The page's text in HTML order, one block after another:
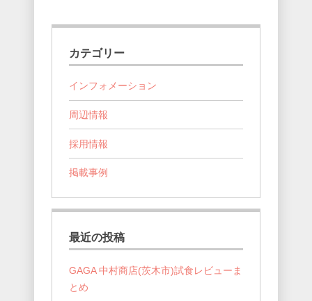
カテゴリー
インフォメーション
周辺情報
採用情報
掲載事例
最近の投稿
GAGA 中村商店(茨木市)試食レビューま
とめ